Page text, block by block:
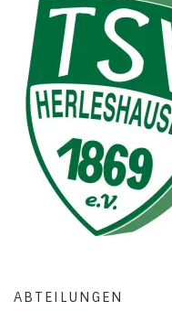
ABTEILUNGEN